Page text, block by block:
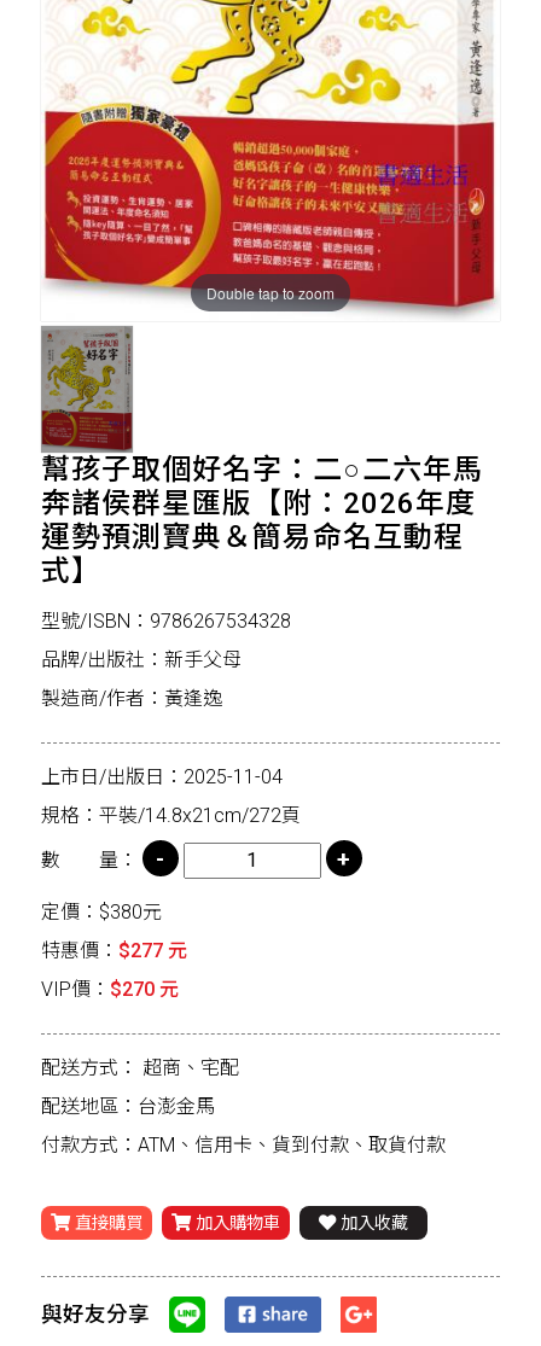
Double tap to zoom
幫孩子取個好名字：二○二六年馬
奔諸侯群星匯版【附：2026年度
運勢預測寶典＆簡易命名互動程
式】
型號/ISBN：9786267534328
品牌/出版社：新手父母
製造商/作者：黃逢逸
上市日/出版日：2025-11-04
規格：平裝/14.8x21cm/272頁
數 量：
定價：$380元
特惠價： $277 元
VIP價： $270 元
配送方式： 超商、宅配
配送地區：台澎金馬
付款方式：ATM、信用卡、貨到付款、取貨付款
直接購買 加入購物車 加入收藏
與好友分享